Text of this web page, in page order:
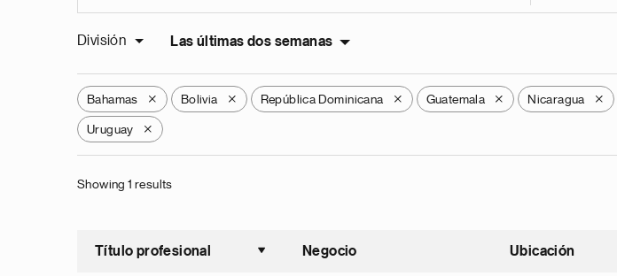
División Las últimas dos semanas
Bahamas X Bolivia X República Dominicana X Guatemala X Nicaragua X
Uruguay X
Showing 1 results
Título profesional
Ordenar ascendente
Negocio Ubicación